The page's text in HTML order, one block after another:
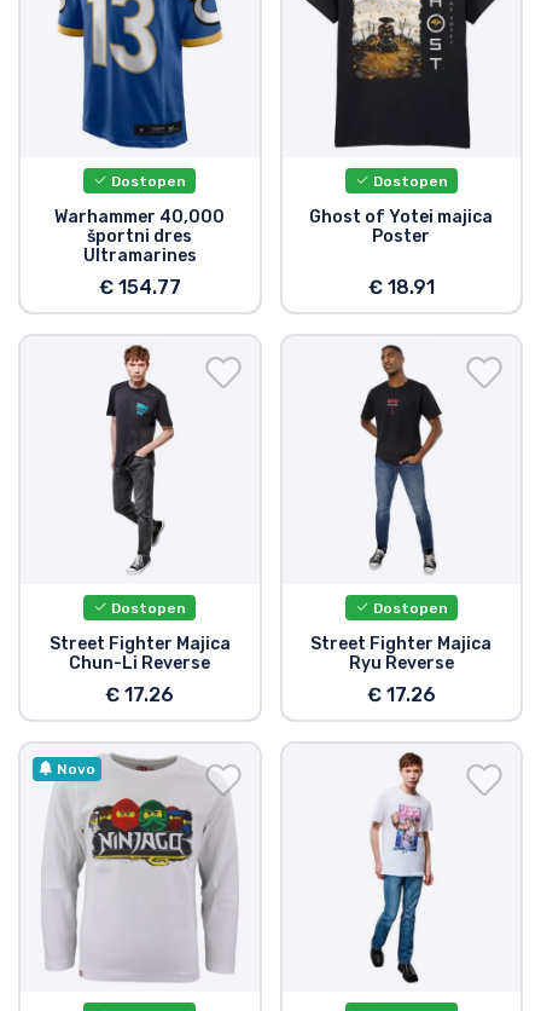
Dostopen
Warhammer 40,000
športni dres
Ultramarines
€ 154.77
Dostopen
Ghost of Yotei majica
Poster
€ 18.91
Dostopen
Street Fighter Majica
Chun-Li Reverse
€ 17.26
Dostopen
Street Fighter Majica
Ryu Reverse
€ 17.26
Novo